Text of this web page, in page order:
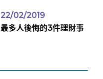
22/02/2019
最多人後悔的3件理財事